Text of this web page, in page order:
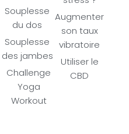
Souplesse
du dos
Souplesse
des jambes
Challenge
Yoga
Workout
Augmenter
son taux
vibratoire
Utiliser le
CBD